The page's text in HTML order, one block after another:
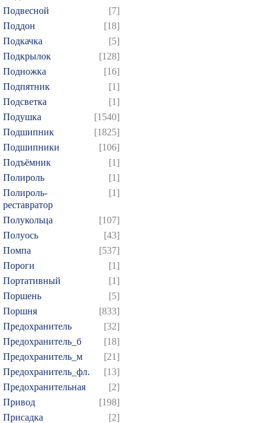
Подвесной
[7]
Поддон
[18]
Подкачка
[5]
Подкрылок
[128]
Подножка
[16]
Подпятник
[1]
Подсветка
[1]
Подушка
[1540]
Подшипник
[1825]
Подшипники
[106]
Подъёмник
[1]
Полироль
[1]
Полироль-
реставратор
[1]
Полукольца
[107]
Полуось
[43]
Помпа
[537]
Пороги
[1]
Портативный
[1]
Поршень
[5]
Поршня
[833]
Предохранитель
[32]
Предохранитель_б
[18]
Предохранитель_м
[21]
Предохранитель_фл.
[13]
Предохранительная
[2]
Привод
[198]
Присадка
[2]